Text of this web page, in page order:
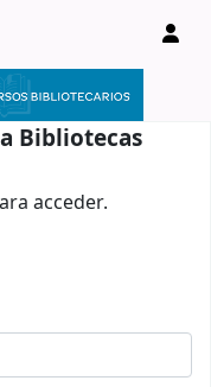
Bibliotecas
acceder.